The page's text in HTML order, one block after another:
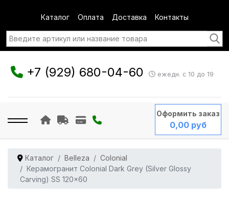
Каталог Оплата Доставка Контакты
+7 (929) 680-04-60 ежедн. с 10 до 19
Оформить заказ
0,00 руб
Каталог Belleza
Colonial
Керамогранит Colonial Dark Grey (Silver Glossy
Carving) SS 120x60